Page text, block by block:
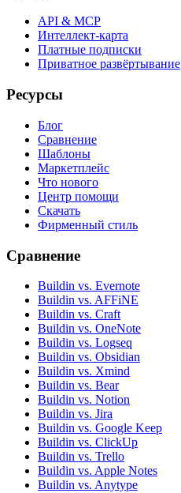
API & MCP
Интеллект-карта
Платные подписки
Приватное развёртывание
Ресурсы
Блог
Сравнение
Шаблоны
Маркетплейс
Что нового
Центр помощи
Скачать
Фирменный стиль
Сравнение
Buildin vs. Evernote
Buildin vs. AFFiNE
Buildin vs. Craft
Buildin vs. OneNote
Buildin vs. Logseq
Buildin vs. Obsidian
Buildin vs. Xmind
Buildin vs. Bear
Buildin vs. Notion
Buildin vs. Jira
Buildin vs. Google Keep
Buildin vs. ClickUp
Buildin vs. Trello
Buildin vs. Apple Notes
Buildin vs. Anytype